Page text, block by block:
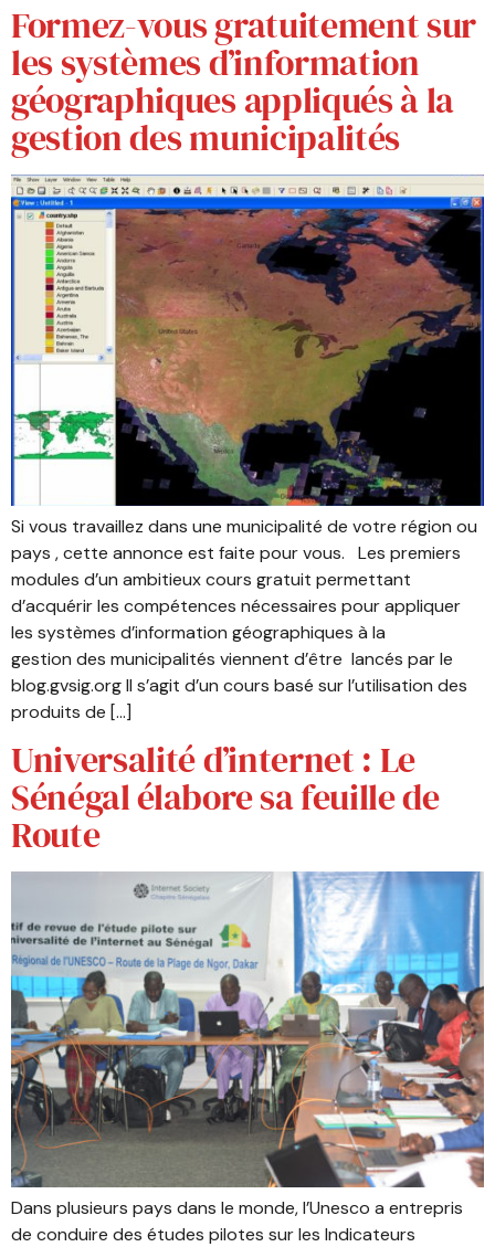
Formez-vous gratuitement sur
les systèmes d’information
géographiques appliqués à la
gestion des municipalités
Si vous travaillez dans une municipalité de votre région ou
pays , cette annonce est faite pour vous. Les premiers
modules d’un ambitieux cours gratuit permettant
d’acquérir les compétences nécessaires pour appliquer
les systèmes d’information géographiques à la
gestion des municipalités viennent d’être lancés par le
blog.gvsig.org Il s’agit d’un cours basé sur l’utilisation des
produits de […]
Universalité d’internet : Le
Sénégal élabore sa feuille de
Route
Dans plusieurs pays dans le monde, l’Unesco a entrepris
de conduire des études pilotes sur les Indicateurs